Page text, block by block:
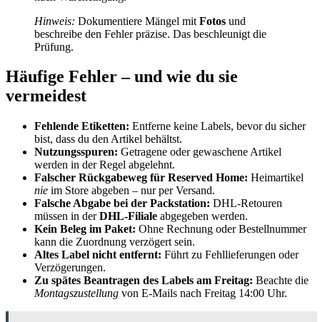
Hinweis: Dokumentiere Mängel mit Fotos und
beschreibe den Fehler präzise. Das beschleunigt die
Prüfung.
Häufige Fehler – und wie du sie
vermeidest
Fehlende Etiketten: Entferne keine Labels, bevor du sicher
bist, dass du den Artikel behältst.
Nutzungsspuren: Getragene oder gewaschene Artikel
werden in der Regel abgelehnt.
Falscher Rückgabeweg für Reserved Home: Heimartikel
nie im Store abgeben – nur per Versand.
Falsche Abgabe bei der Packstation: DHL-Retouren
müssen in derDHL-Filiale abgegeben werden.
Kein Beleg im Paket: Ohne Rechnung oder Bestellnummer
kann die Zuordnung verzögert sein.
Altes Label nicht entfernt: Führt zu Fehllieferungen oder
Verzögerungen.
Zu spätes Beantragen des Labels am Freitag: Beachte die
Montagszustellung von E-Mails nach Freitag 14:00 Uhr.